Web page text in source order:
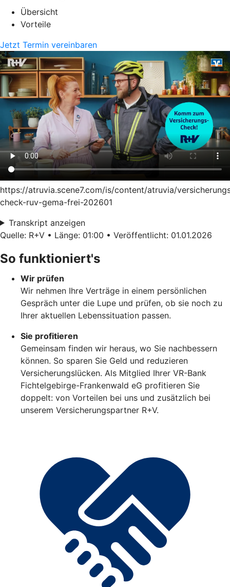
Übersicht
Vorteile
Jetzt Termin vereinbaren
https://atruvia.scene7.com/is/content/atruvia/
check-ruv-gema-frei-202601
Transkript anzeigen
Quelle: R+V • Länge: 01:00 • Veröffentlicht: 01.01.2026
So funktioniert's
Wir prüfen
Wir nehmen Ihre Verträge in einem persönlichen
Gespräch unter die Lupe und prüfen, ob sie noch zu
Ihrer aktuellen Lebenssituation passen.
Sie profitieren
Gemeinsam finden wir heraus, wo Sie nachbessern
können. So sparen Sie Geld und reduzieren
Versicherungslücken. Als Mitglied Ihrer VR-Bank
Fichtelgebirge-Frankenwald eG profitieren Sie
doppelt: von Vorteilen bei uns und zusätzlich bei
unserem Versicherungspartner R+V.